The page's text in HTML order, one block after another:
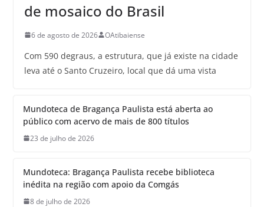
de mosaico do Brasil
6 de agosto de 2026 OAtibaiense
Com 590 degraus, a estrutura, que já existe na cidade
leva até o Santo Cruzeiro, local que dá uma vista
Mundoteca de Bragança Paulista está aberta ao
público com acervo de mais de 800 títulos
23 de julho de 2026
Mundoteca: Bragança Paulista recebe biblioteca
inédita na região com apoio da Comgás
8 de julho de 2026